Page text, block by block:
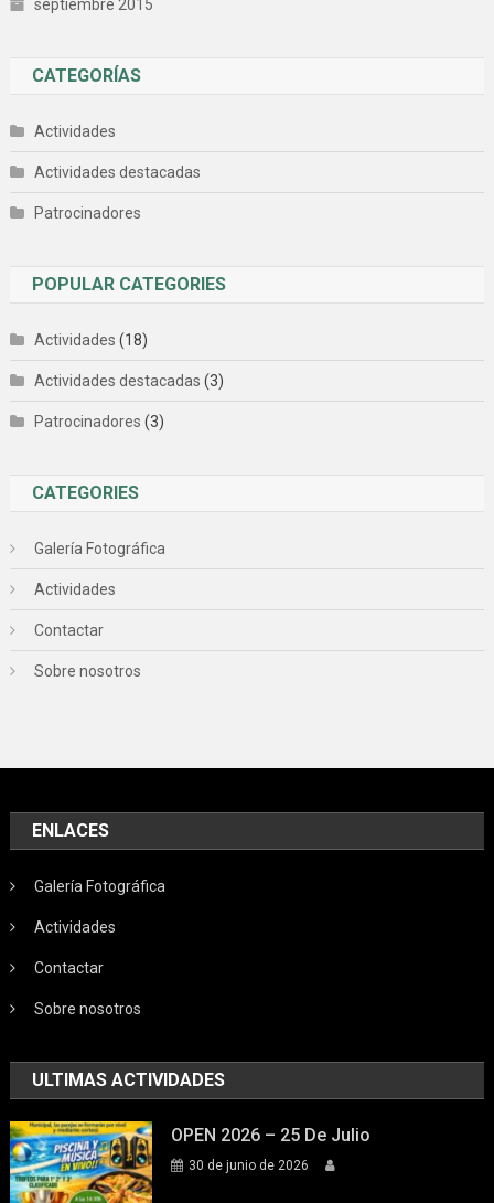
septiembre 2015
CATEGORÍAS
Actividades
Actividades destacadas
Patrocinadores
POPULAR CATEGORIES
Actividades (18)
Actividades destacadas (3)
Patrocinadores (3)
CATEGORIES
Galería Fotográfica
Actividades
Contactar
Sobre nosotros
ENLACES
Galería Fotográfica
Actividades
Contactar
Sobre nosotros
ULTIMAS ACTIVIDADES
OPEN 2026 – 25 De Julio
30 de junio de 2026